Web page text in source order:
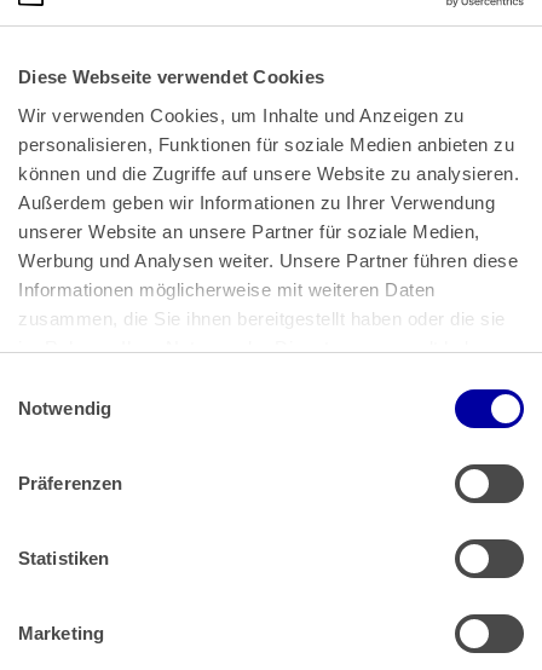
Diese Webseite verwendet Cookies
Wir verwenden Cookies, um Inhalte und Anzeigen zu
personalisieren, Funktionen für soziale Medien anbieten zu
können und die Zugriffe auf unsere Website zu analysieren.
Außerdem geben wir Informationen zu Ihrer Verwendung
unserer Website an unsere Partner für soziale Medien,
Werbung und Analysen weiter. Unsere Partner führen diese
Informationen möglicherweise mit weiteren Daten
zusammen, die Sie ihnen bereitgestellt haben oder die sie
im Rahmen Ihrer Nutzung der Dienste gesammelt haben.
Impressum
Notwendig
Präferenzen
Statistiken
Marketing
Bundeskanzlerplatz 2
53113 Bonn
Pressemitteilungen|AGB
Impressum|Datenschutz
Muster Widerrufsformular (PDF)
Barrierefreiheit